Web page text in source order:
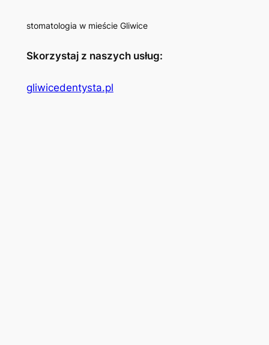
stomatologia w mieście Gliwice
Skorzystaj z naszych usług:
gliwicedentysta.pl